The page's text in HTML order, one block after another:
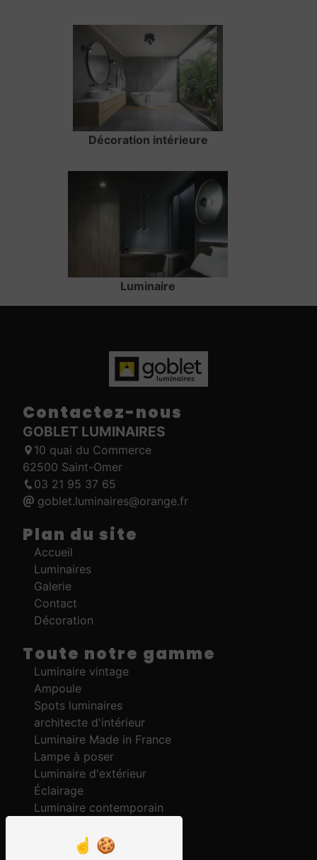
Décoration intérieure
Luminaire
Contactez-nous
GOBLET LUMINAIRES
10 quai du Commerce
62500 Saint-Omer
03 21 95 37 65
goblet.luminaires@orange.fr
Plan du site
Accueil
Luminaires
Galerie
Contact
Décoration
Toute notre gamme
Luminaire vintage
Ampoule
Spots luminaires
architecte d'intérieur
Luminaire Made in France
Lampe à poser
Luminaire d'extérieur
Éclairage
Luminaire contemporain
Lampadaire